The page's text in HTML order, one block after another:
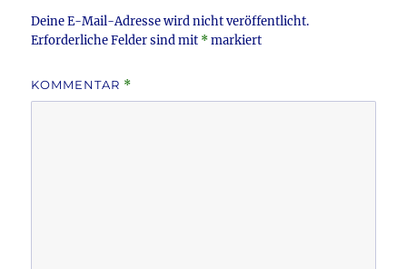
k
Deine E-Mail-Adresse wird nicht veröffentlicht.
Erforderliche Felder sind mit *markiert
KOMMENTAR *